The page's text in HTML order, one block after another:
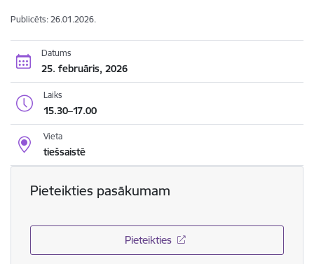
Publicēts: 26.01.2026.
Datums
25. februāris, 2026
Laiks
15.30–17.00
Vieta
tiešsaistē
Pieteikties pasākumam
Pieteikties